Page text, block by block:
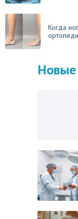
Когда
Новые